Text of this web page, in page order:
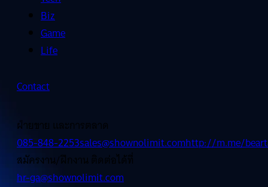
Biz
Game
Life
Contact
ฝ่ายขาย และการตลาด
085-848-2253sales@shownolimit.comhttp://m.me/
สมัครงาน/ฝึกงาน ติดต่อได้ที่
hr-ga@shownolimit.com